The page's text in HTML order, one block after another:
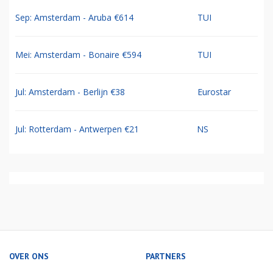
Sep: Amsterdam - Aruba €614 TUI
Mei: Amsterdam - Bonaire €594 TUI
Jul: Amsterdam - Berlijn €38 Eurostar
Jul: Rotterdam - Antwerpen €21 NS
OVER ONS PARTNERS